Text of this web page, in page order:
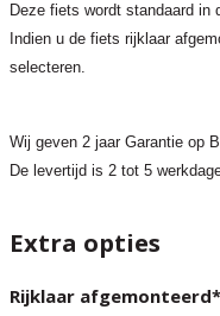
Deze fiets wordt standaard in
Indien u de fiets rijklaar
selecteren.
Wij geven 2 jaar Garantie op
De levertijd is 2 tot 5
Extra opties
Rijklaar afgemonteerd*